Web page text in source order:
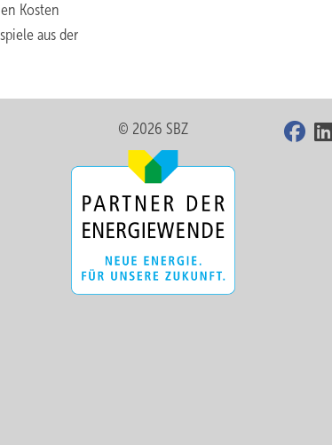
Kosten
aus der
© 2026 SBZ